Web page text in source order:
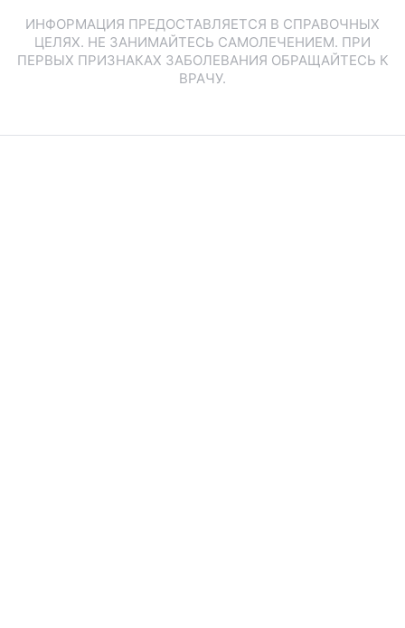
ИНФОРМАЦИЯ ПРЕДОСТАВЛЯЕТСЯ В СПРАВОЧНЫХ
ЦЕЛЯХ. НЕ ЗАНИМАЙТЕСЬ САМОЛЕЧЕНИЕМ. ПРИ
ПЕРВЫХ ПРИЗНАКАХ ЗАБОЛЕВАНИЯ ОБРАЩАЙТЕСЬ К
ВРАЧУ.